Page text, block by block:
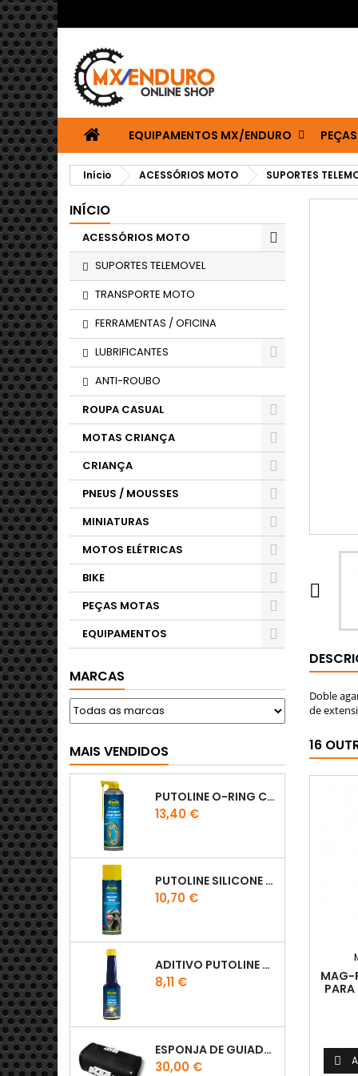
EQUIPAMENTOS MX/ENDURO
Início ACESSÓRIOS MOTO SUPORTES
INÍCIO
ACESSÓRIOS MOTO
SUPORTES TELEMOVEL
TRANSPORTE MOTO
FERRAMENTAS / OFICINA
LUBRIFICANTES
ANTI-ROUBO
ROUPA CASUAL
MOTAS CRIANÇA
CRIANÇA
PNEUS / MOUSSES
MINIATURAS
MOTOS ELÉTRICAS
BIKE
PEÇAS MOTAS
EQUIPAMENTOS
MARCAS
MAIS VENDIDOS
PUTOLINE O-RING CHAIN LUBE - SPRAY CORRENTE - 0,5 LT
Preço
13,40 €
PUTOLINE SILICONE SPRAY
Preço
10,70 €
ADITIVO PUTOLINE OCTANE BOOSTER 150ML
Preço
8,11 €
ESPONJA DE GUIADOR KTM
Preço
30,00 €

Doble
de
16
MAG-
PARA
